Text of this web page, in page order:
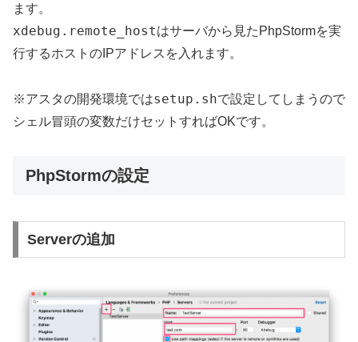
ます。
xdebug.remote_hostはサーバから見たPhpStormを実
行するホストのIPアドレスを入れます。
※アスタの開発環境ではsetup.shで設定してしまうので
シェル冒頭の変数だけセットすればOKです。
PhpStormの設定
Serverの追加